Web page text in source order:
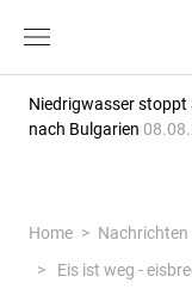
Niedrigwasser
nach Bulgarien
Home Nachrichten
Eis ist weg -